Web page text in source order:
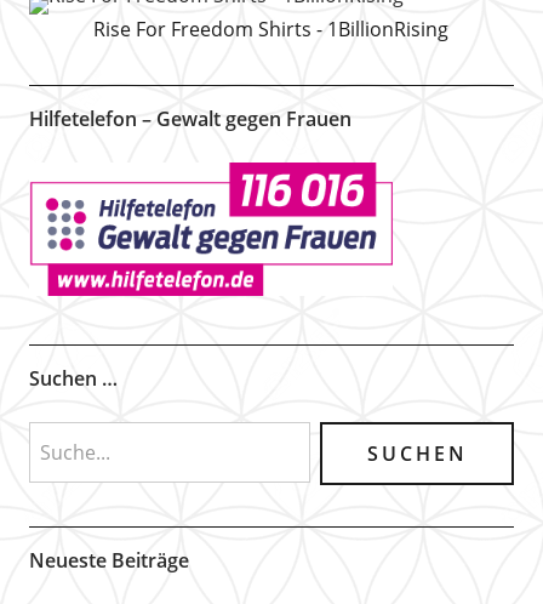
Rise For Freedom Shirts - 1BillionRising
Hilfetelefon – Gewalt gegen Frauen
Suchen …
Neueste Beiträge